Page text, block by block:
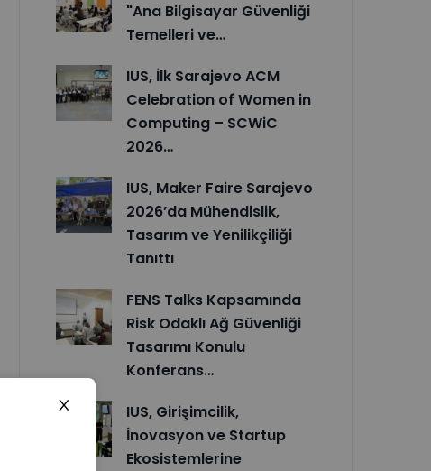
"Ana Bilgisayar Güvenliği
Temelleri ve…
IUS, İlk Sarajevo ACM
Celebration of Women in
Computing – SCWiC
2026…
IUS, Maker Faire Sarajevo
2026’da Mühendislik,
Tasarım ve Yenilikçiliği
Tanıttı
FENS Talks Kapsamında
Risk Odaklı Ağ Güvenliği
Tasarımı Konulu
Konferans…
IUS, Girişimcilik,
İnovasyon ve Startup
Ekosistemlerine